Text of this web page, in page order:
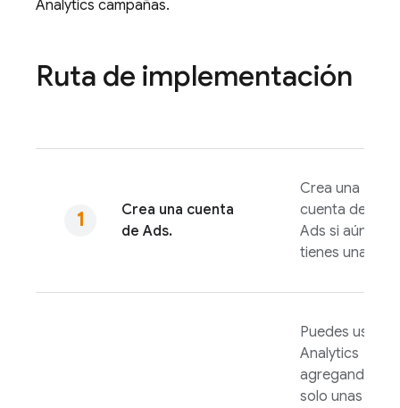
Analytics campañas.
Ruta de implementación
Crea una cuenta
de Ads.
Crea una
cuenta de
Ads si aún no
tienes una.
Puedes usar
Analytics
agregando
solo unas